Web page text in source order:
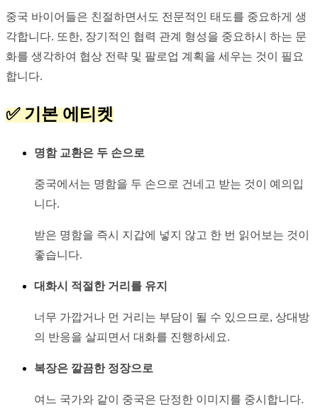
중국 바이어들은 친절하면서도 전문적인 태도를 중요하게 생
각합니다. 또한, 장기적인 협력 관계 형성을 중요하시 하는 문
화를 생각하여 협상 전략 및 팔로업 계획을 세우는 것이 필요
합니다.
✅ 기본 에티켓
명함 교환은 두 손으로
중국에서는 명함을 두 손으로 건네고 받는 것이 예의입
니다.
받은 명함을 즉시 지갑에 넣지 않고 한 번 읽어보는 것이
좋습니다.
대화시 적절한 거리를 유지
너무 가깝거나 먼 거리는 부담이 될 수 있으므로, 상대방
의 반응을 살피면서 대화를 진행하세요.
복장은 깔끔한 정장으로
여느 국가와 같이 중국은 단정한 이미지를 중시합니다.